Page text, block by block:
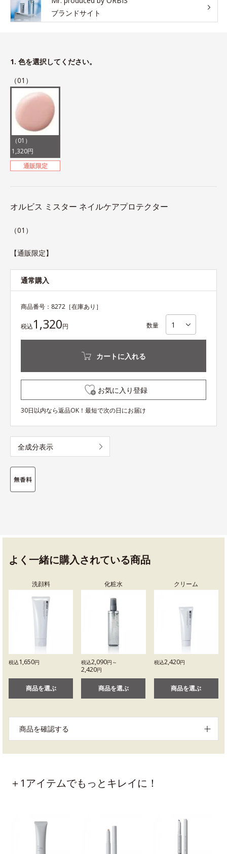
ブランドサイト
1. 色を選択してください。
（01）
（01）
1,320円
通販限定
オルビス ミスター ネイルケアプロテクター
（01）
【通販限定】
通常購入
商品番号： 8272 ［在庫あり］
税込1,320円 数量
カートに入れる
お気に入り登録
30日以内なら返品OK！最短で次の日にお届け
全成分表示
よく一緒に購入されている商品
洗顔料
税込1,650円
商品を選ぶ
化粧水
税込2,090円～
2,420円
商品を選ぶ
クリーム
税込2,420円
商品を選ぶ
商品を確認する
＋1アイテムでもっとキレイに！